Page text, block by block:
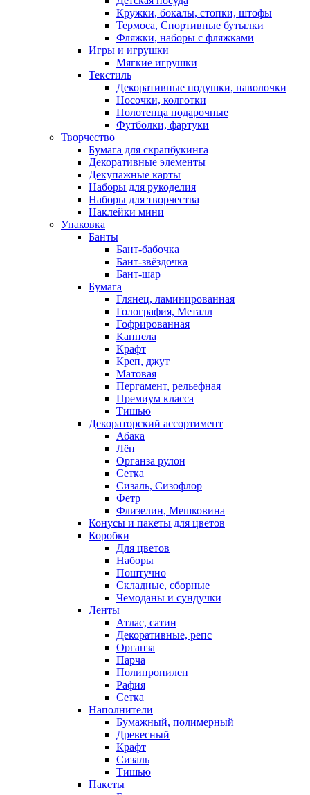
Кружки, бокалы, стопки, штофы
Термоса, Спортивные бутылки
Фляжки, наборы с фляжками
Игры и игрушки
Мягкие игрушки
Текстиль
Декоративные подушки, наволочки
Носочки, колготки
Полотенца подарочные
Футболки, фартуки
Творчество
Бумага для скрапбукинга
Декоративные элементы
Декупажные карты
Наборы для рукоделия
Наборы для творчества
Наклейки мини
Упаковка
Банты
Бант-бабочка
Бант-звёздочка
Бант-шар
Бумага
Глянец, ламинированная
Голография, Металл
Гофрированная
Каппела
Крафт
Креп, джут
Матовая
Пергамент, рельефная
Премиум класса
Тишью
Декораторский ассортимент
Абака
Лён
Органза рулон
Сетка
Сизаль, Сизофлор
Фетр
Флизелин, Мешковина
Конусы и пакеты для цветов
Коробки
Для цветов
Наборы
Поштучно
Складные, сборные
Чемоданы и сундучки
Ленты
Атлас, сатин
Декоративные, репс
Органза
Парча
Полипропилен
Рафия
Сетка
Наполнители
Бумажный, полимерный
Древесный
Крафт
Сизаль
Тишью
Пакеты